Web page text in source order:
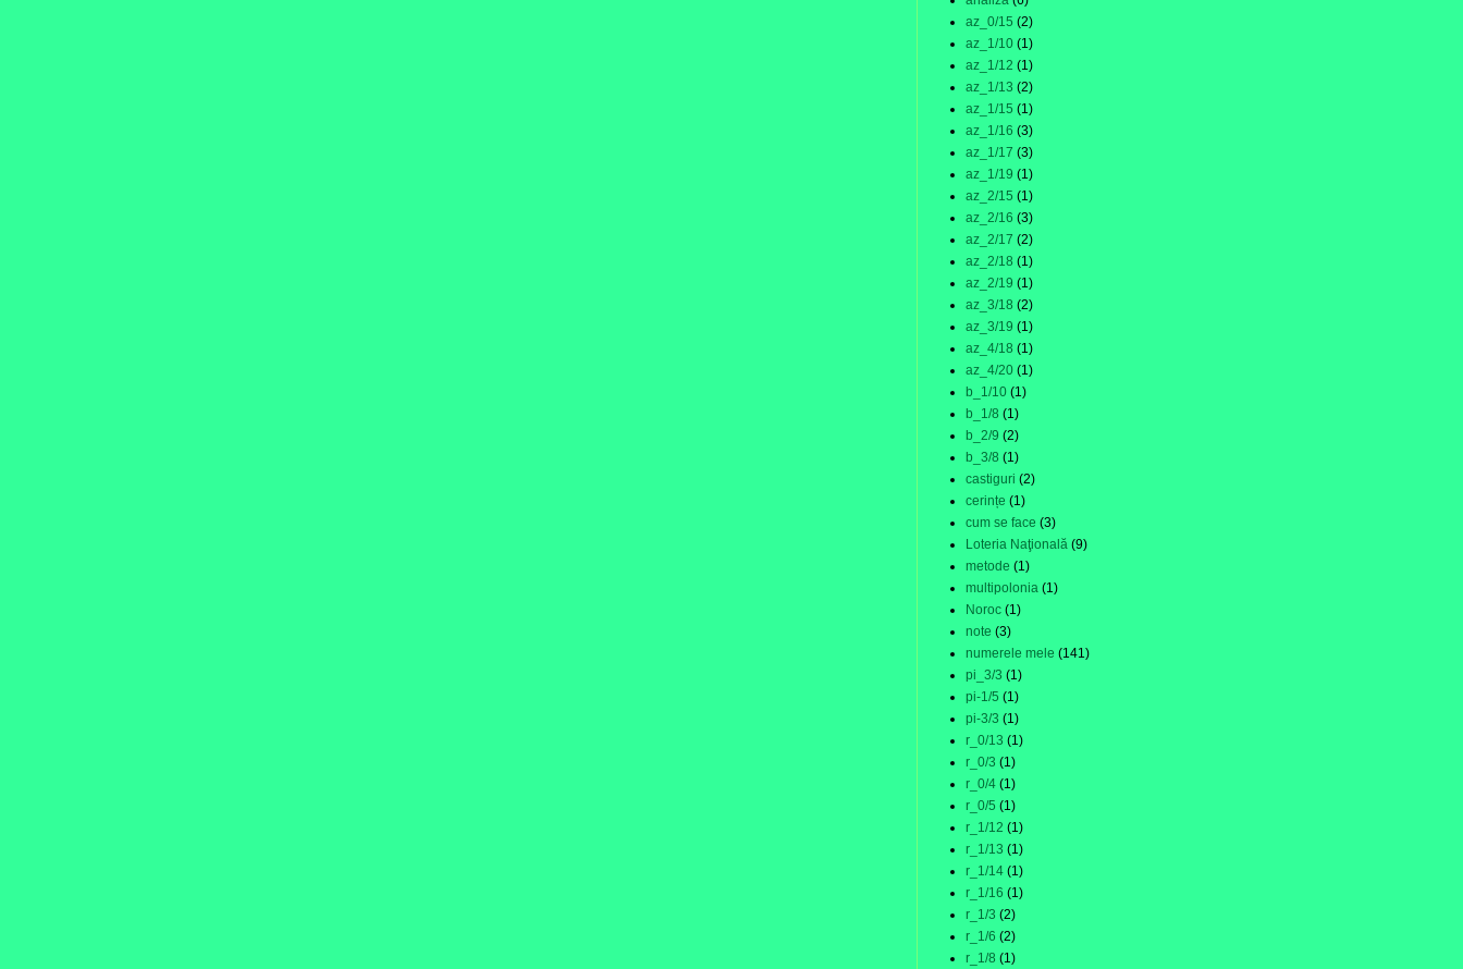
az_0/15 (2)
az_1/10 (1)
az_1/12 (1)
az_1/13 (2)
az_1/15 (1)
az_1/16 (3)
az_1/17 (3)
az_1/19 (1)
az_2/15 (1)
az_2/16 (3)
az_2/17 (2)
az_2/18 (1)
az_2/19 (1)
az_3/18 (2)
az_3/19 (1)
az_4/18 (1)
az_4/20 (1)
b_1/10 (1)
b_1/8 (1)
b_2/9 (2)
b_3/8 (1)
castiguri (2)
cerințe (1)
cum se face (3)
Loteria Naţională (9)
metode (1)
multipolonia (1)
Noroc (1)
note (3)
numerele mele (141)
pi_3/3 (1)
pi-1/5 (1)
pi-3/3 (1)
r_0/13 (1)
r_0/3 (1)
r_0/4 (1)
r_0/5 (1)
r_1/12 (1)
r_1/13 (1)
r_1/14 (1)
r_1/16 (1)
r_1/3 (2)
r_1/6 (2)
r_1/8 (1)